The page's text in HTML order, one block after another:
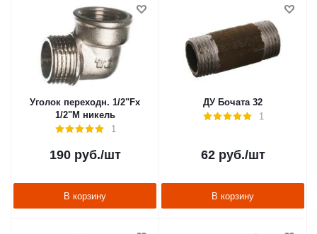
Уголок переходн. 1/2"Fх
1/2"М никель
1
190руб./шт
В корзину
ДУ Бочата 32
1
62руб./шт
В корзину